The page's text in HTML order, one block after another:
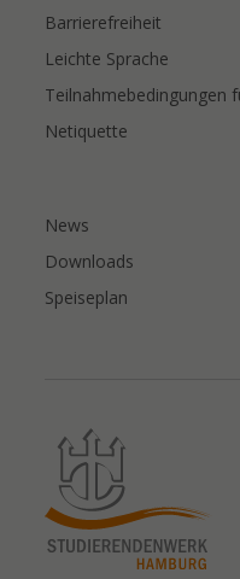
Barrierefreiheit
Leichte Sprache
Teilnahmebedingungen
Netiquette
News
Downloads
Speiseplan